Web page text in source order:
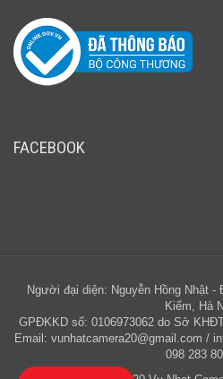
FACEBOOK
Người đại diện: Nguyễn Hồng Nhật
Kiếm, Hà
GPĐKKD số: 0106973062 do Sở
Email: vunhatcamera20@gmail.com /
098 283